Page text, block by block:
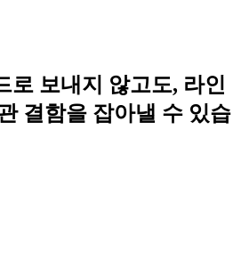
로 보내지 않고도, 라인
결함을 잡아낼 수 있습